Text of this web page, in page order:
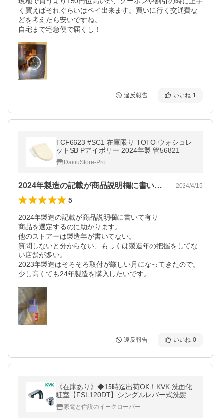
く買えばそれぐらいはペイ出来ます。買いに行く交通費な
どを考えたら安いですね。
自宅まで宅急便で届くし！
違反報告 いいね 1
TCF6623 #SC1 在庫限り TOTO ウォシュレ
ットSB Pアイボリー 2024年製 管56821
DaiouStore-Pro
2024年製造の記載が商品説明欄に書い… 2024/4/15
5
2024年製造の記載が商品説明欄に書いて有り
商品を選定するのに助かります。
他のストアーは製造年が書いてない。
質問しないと分からない、もしくは製造年の把握をしてな
い店舗が多い。
2023年製造はそろそろ取付が厳しい月になってきたので。
少し高くても24年製造を購入したいです。
違反報告 いいね 0
《在庫あり》◆15時迄出荷OK！KVK 洗面化
粧室【FSL120DT】シングルレバー式洗髪シ
ャワー
家電と住設のイークローバー